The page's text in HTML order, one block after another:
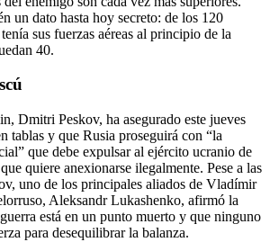
un dato hasta hoy secreto: de los 120
sus fuerzas aéreas al principio de la
40.
Dmitri Peskov, ha asegurado este jueves
tablas y que Rusia proseguirá con “la
que debe expulsar al ejército ucranio de
quiere anexionarse ilegalmente. Pese a las
uno de los principales aliados de Vladímir
Aleksandr Lukashenko, afirmó la
está en un punto muerto y que ninguno
para desequilibrar la balanza.